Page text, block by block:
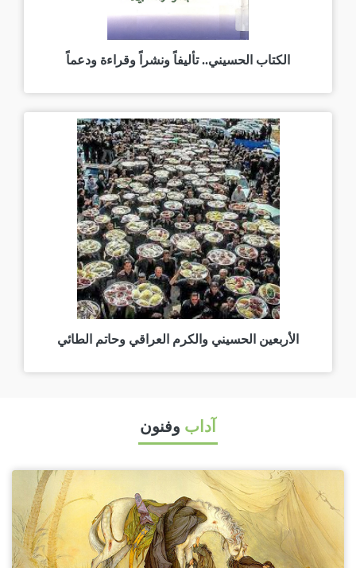
الكتاب الحسيني.. تأليفاً ونشراً وقراءة ودعماً
الأربعين الحسيني والكرم العراقي وحاتم الطائي
آداب وفنون